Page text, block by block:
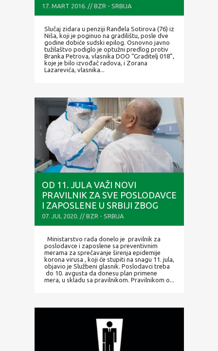
17. MART 2016. // BZR - SRBIJA
Slučaj zidara u penziji Ranđela Sotirova (76) iz
Niša, koji je poginuo na gradilištu, posle dve
godine dobiće sudski epilog. Osnovno javno
tužilaštvo podiglo je optužni predlog protiv
Branka Petrova, vlasnika DOO “Graditelj 018”,
koje je bilo izvođač radova, i Zorana
Lazarevića, vlasnika...
OD 11. JULA VAŽI NOVI
PRAVILNIK ZA SVE POSLODAVCE
I ZAPOSLENE U SRBIJI ZBOG
EPIDEMIJE KORONE, OVO SU
MERE
07. JUL 2020. // BZR - SRBIJA
Ministarstvo rada donelo je pravilnik za
poslodavce i zaposlene sa preventivnim
merama za sprečavanje širenja epidemije
korona virusa , koji će stupiti na snagu 11. jula,
objavio je Službeni glasnik. Poslodavci treba
do 10. avgusta da donesu plan primene
mera, u skladu sa pravilnikom. Pravilnikom o...